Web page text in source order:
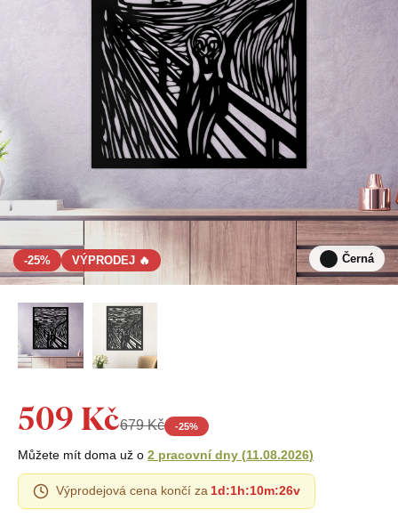
-25% VÝPRODEJ 🔥 Černá
509 Kč679 Kč -25%
Můžete mít doma už o 2 pracovní dny (11.08.2026)
Výprodejová cena končí za 1d:1h:10m:25v